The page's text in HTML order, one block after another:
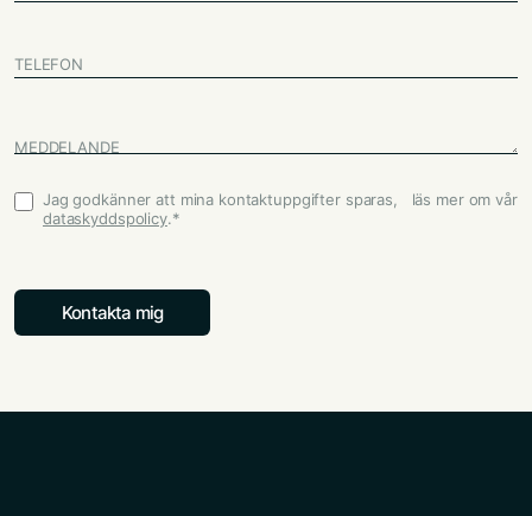
TELEFON
MEDDELANDE
Godkännande*
Jag godkänner att mina kontaktuppgifter sparas, läs mer om vår
dataskyddspolicy.*
Kontakta mig